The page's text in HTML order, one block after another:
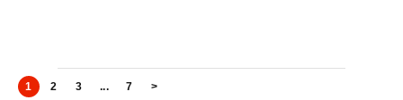
1 2 3 ... 7 >